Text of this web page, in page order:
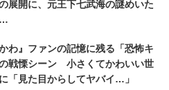
展開に、元王下七武海の謎めいた
かわ』ファンの記憶に残る「恐怖キ
戦慄シーン 小さくてかわいい世
「見た目からしてヤバイ…」